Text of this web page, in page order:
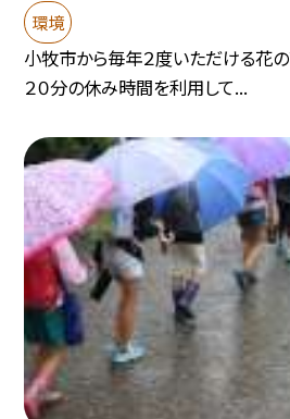
環境
小牧市から毎年２度いただける花の
２０分の休み時間を利用して...